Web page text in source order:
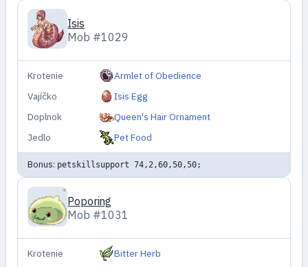
Isis
Mob #1029
Krotenie
Armlet of Obedience
Vajíčko
Isis Egg
Doplnok
Queen's Hair Ornament
Jedlo
Pet Food
Bonus: petskillsupport 74,2,60,50,50;
Poporing
Mob #1031
Krotenie
Bitter Herb